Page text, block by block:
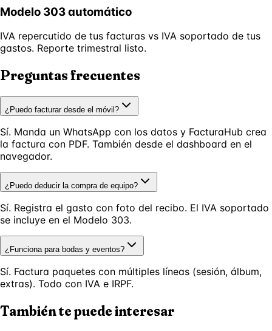
Modelo 303 automático
IVA repercutido de tus facturas vs IVA soportado de tus
gastos. Reporte trimestral listo.
Preguntas frecuentes
¿Puedo facturar desde el móvil?
Sí. Manda un WhatsApp con los datos y FacturaHub crea
la factura con PDF. También desde el dashboard en el
navegador.
¿Puedo deducir la compra de equipo?
Sí. Registra el gasto con foto del recibo. El IVA soportado
se incluye en el Modelo 303.
¿Funciona para bodas y eventos?
Sí. Factura paquetes con múltiples líneas (sesión, álbum,
extras). Todo con IVA e IRPF.
También te puede interesar